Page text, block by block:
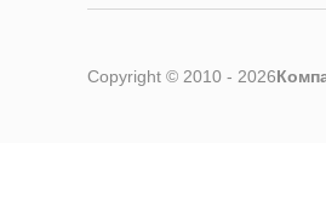
Copyright © 2010 - 2026